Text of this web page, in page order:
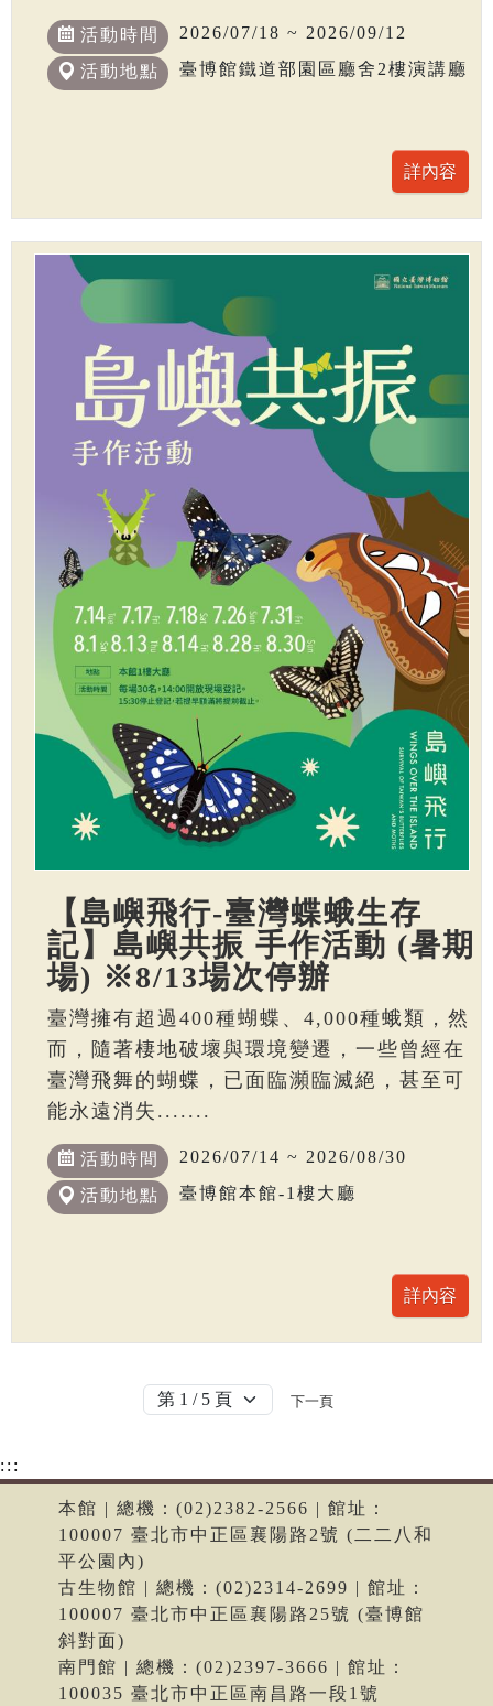
活動時間 2026/07/18 ~ 2026/09/12
活動地點 臺博館鐵道部園區廳舍2樓演講廳
【島嶼飛行-臺灣蝶蛾生存
記】島嶼共振 手作活動 (暑期
場) ※8/13場次停辦
臺灣擁有超過400種蝴蝶、4,000種蛾類，然
而，隨著棲地破壞與環境變遷，一些曾經在
臺灣飛舞的蝴蝶，已面臨瀕臨滅絕，甚至可
能永遠消失.......
活動時間 2026/07/14 ~ 2026/08/30
活動地點 臺博館本館-1樓大廳
下一頁
:::
本館 | 總機：(02)2382-2566 | 館址：
100007 臺北市中正區襄陽路2號 (二二八和
平公園內)
古生物館 | 總機：(02)2314-2699 | 館址：
100007 臺北市中正區襄陽路25號 (臺博館
斜對面)
南門館 | 總機：(02)2397-3666 | 館址：
100035 臺北市中正區南昌路一段1號